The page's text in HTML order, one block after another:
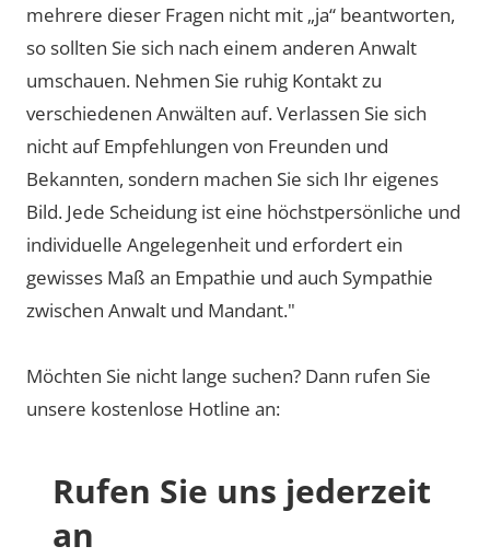
mehrere dieser Fragen nicht mit „ja“ beantworten,
so sollten Sie sich nach einem anderen Anwalt
umschauen. Nehmen Sie ruhig Kontakt zu
verschiedenen Anwälten auf. Verlassen Sie sich
nicht auf Empfehlungen von Freunden und
Bekannten, sondern machen Sie sich Ihr eigenes
Bild. Jede Scheidung ist eine höchstpersönliche und
individuelle Angelegenheit und erfordert ein
gewisses Maß an Empathie und auch Sympathie
zwischen Anwalt und Mandant."
Möchten Sie nicht lange suchen? Dann rufen Sie
unsere kostenlose Hotline an:
Rufen Sie uns jederzeit
an